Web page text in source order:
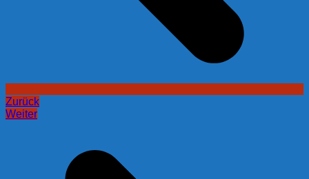
Zurück
Weiter